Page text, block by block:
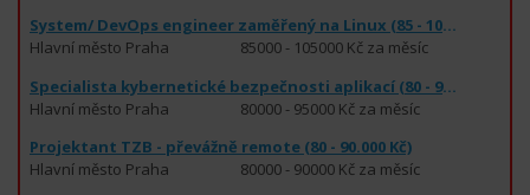
System/ DevOps engineer zaměřený na Linux (85 - 105.000 Kč)
Hlavní město Praha
85000 - 105000 Kč za měsíc
Specialista kybernetické bezpečnosti aplikací (80 - 95.000 Kč)
Hlavní město Praha
80000 - 95000 Kč za měsíc
Projektant TZB - převážně remote (80 - 90.000 Kč)
Hlavní město Praha
80000 - 90000 Kč za měsíc